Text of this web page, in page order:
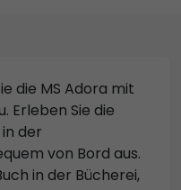
die MS Adora mit
Erleben Sie die
der
von Bord aus.
in der Bücherei,